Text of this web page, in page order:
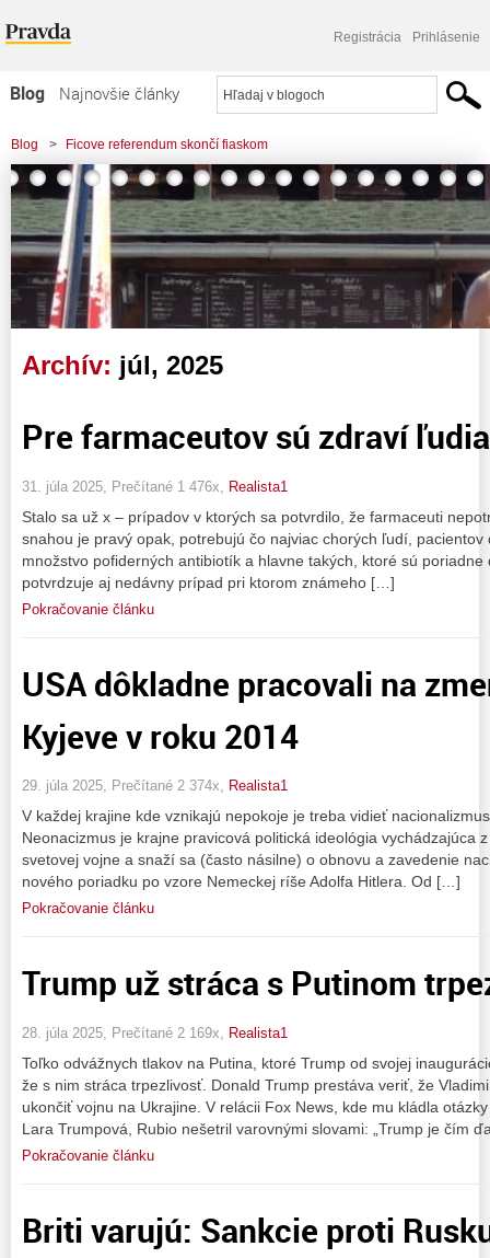
Registrácia Prihlásenie
Blog
Najnovšie články
Najčítanejšie články
Najkomentovanejšie články
Zoznam blogov
Komerčné blogy
Blog > Ficove referendum skončí fiaskom
Archív: júl, 2025
Pre farmaceutov sú zdraví
31. júla 2025, Prečítané 1 476x, Realista1
Stalo sa už x – prípadov v ktorých sa potvrdilo, že farmaceuti
snahou je pravý opak, potrebujú čo najviac chorých ľudí,
množstvo pofiderných antibiotík a hlavne takých, ktoré sú
potvrdzuje aj nedávny prípad pri ktorom známeho […]
Pokračovanie článku
USA dôkladne pracovali na
Kyjeve v roku 2014
29. júla 2025, Prečítané 2 374x, Realista1
V každej krajine kde vznikajú nepokoje je treba vidieť
Neonacizmus je krajne pravicová politická ideológia vychádzajúca
svetovej vojne a snaží sa (často násilne) o obnovu a zavedenie
nového poriadku po vzore Nemeckej ríše Adolfa Hitlera. Od […]
Pokračovanie článku
Trump už stráca s Putinom
28. júla 2025, Prečítané 2 169x, Realista1
Toľko odvážnych tlakov na Putina, ktoré Trump od svojej
že s nim stráca trpezlivosť. Donald Trump prestáva veriť, že
ukončiť vojnu na Ukrajine. V relácii Fox News, kde mu kládla
Lara Trumpová, Rubio nešetril varovnými slovami: „Trump je čím
Pokračovanie článku
Briti varujú: Sankcie proti